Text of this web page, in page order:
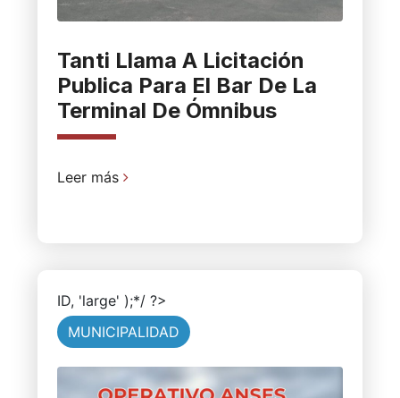
Tanti Llama A Licitación
Publica Para El Bar De La
Terminal De Ómnibus
Leer más
ID, 'large' );*/ ?>
MUNICIPALIDAD